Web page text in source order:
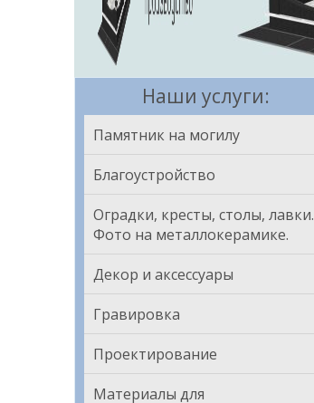
Наши услуги:
Памятник на могилу
Благоустройство
Оградки, кресты, столы, лавки.
Фото на металлокерамике.
Декор и аксессуары
Гравировка
Проектирование
Материалы для